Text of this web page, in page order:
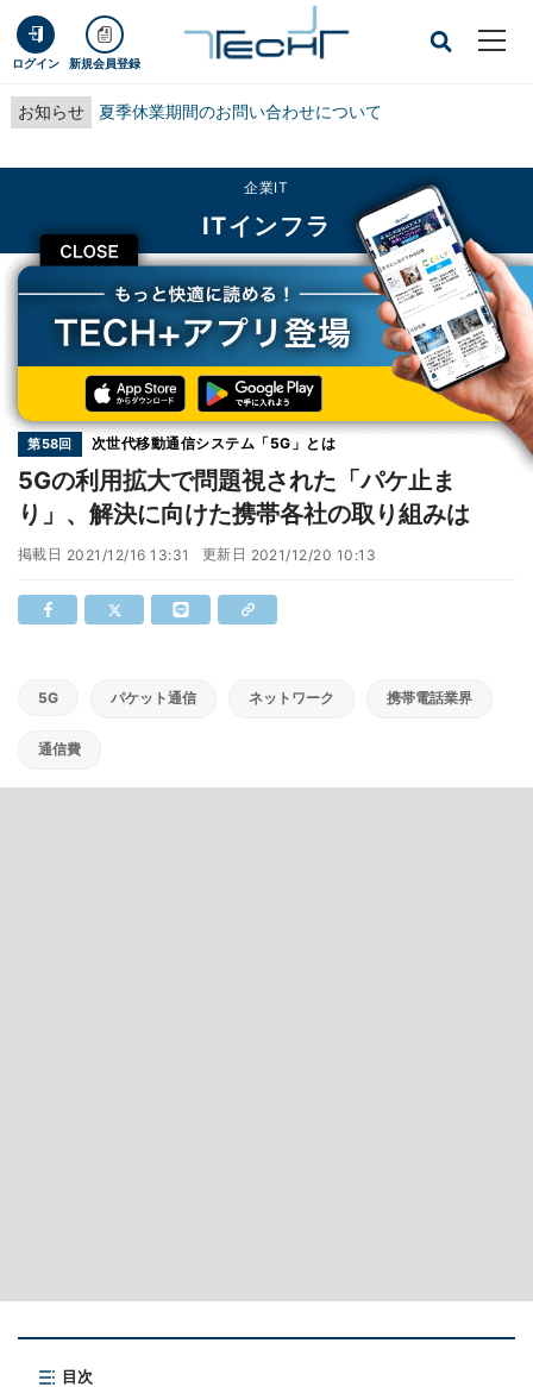
ログイン 新規会員登録
お知らせ 夏季休業期間のお問い合わせについて
CLOSE
企業IT
ITインフラ
TECH+ 企業IT
ITインフラ
5Gの利用拡大で問題視された「パケ止まり」、解決に向けた携帯各社の取り組み
第58回 次世代移動通信システム「5G」とは
5Gの利用拡大で問題視された「パケ止ま
り」、解決に向けた携帯各社の取り組みは
掲載日 2021/12/16 13:31 更新日 2021/12/20 10:13
5G パケット通信 ネットワーク 携帯電話業界
通信費
目次